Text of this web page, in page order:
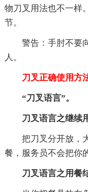
物刀叉用法也不一样
节。
警告：手肘不要向
人。
刀叉正确使用方
“刀叉语言”。
刀叉语言之继续
把刀叉分开放，大
餐，服务员不会把你
刀叉语言之用餐